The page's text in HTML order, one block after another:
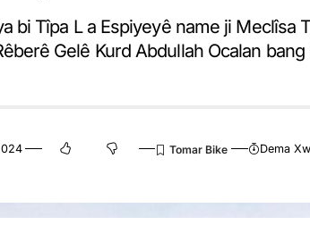
bi Tîpa L a Espiyeyê name ji Meclîsa
Gelê Kurd Abdullah Ocalan
Dema